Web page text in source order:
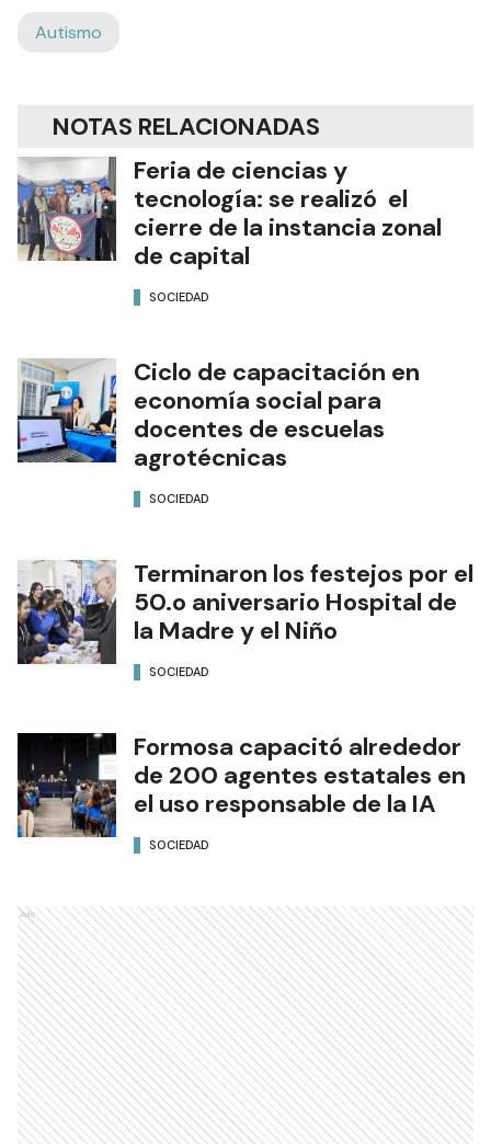
Autismo
NOTAS RELACIONADAS
Feria de ciencias y
tecnología: se realizó el
cierre de la instancia zonal
de capital
SOCIEDAD
Ciclo de capacitación en
economía social para
docentes de escuelas
agrotécnicas
SOCIEDAD
Terminaron los festejos por el
50.o aniversario Hospital de
la Madre y el Niño
SOCIEDAD
Formosa capacitó alrededor
de 200 agentes estatales en
el uso responsable de la IA
SOCIEDAD
Ads